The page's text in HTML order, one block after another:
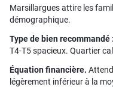
Marsillargues attire les
démographique.
Type de bien recommandé :
T4-T5 spacieux. Quartier
Équation financière.
légèrement inférieur à la